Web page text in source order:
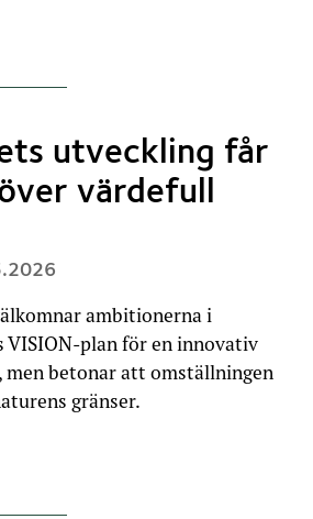
ATT AVSKAFFA
utveckling får
värdefull
ambitionerna i
VISION-plan för en innovativ
betonar att omställningen
gränser.
UTVECKLING FÅR INTE